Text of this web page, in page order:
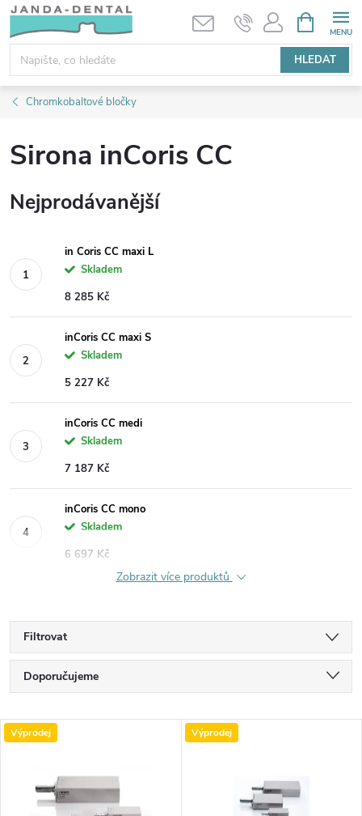
Přejít
obsah
HLEDAT
NÁKUPNÍ
KOŠÍK
Chromkobaltové bločky
Sirona inCoris CC
Nejprodávanější
in Coris CC maxi L
Skladem
8 285 Kč
inCoris CC maxi S
Skladem
5 227 Kč
inCoris CC medi
Skladem
7 187 Kč
inCoris CC mono
Skladem
6 697 Kč
Zobrazit více produktů
Filtrovat
Ř
a
Doporučujeme
Nejdražší
Nejprodávanější
Abecedně
V
Výprodej Výprodej